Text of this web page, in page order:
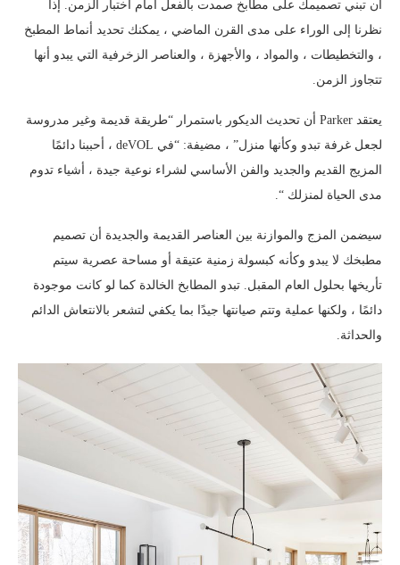
أن تبني تصميمك على مطابخ صمدت بالفعل أمام اختبار الزمن. إذا
نظرنا إلى الوراء على مدى القرن الماضي ، يمكنك تحديد أنماط المطبخ
، والتخطيطات ، والمواد ، والأجهزة ، والعناصر الزخرفية التي يبدو أنها
تتجاوز الزمن.
يعتقد Parker أن تحديث الديكور باستمرار “طريقة قديمة وغير مدروسة
لجعل غرفة تبدو وكأنها منزل” ، مضيفة: “في deVOL ، أحببنا دائمًا
المزيج القديم والجديد والفن الأساسي لشراء نوعية جيدة ، أشياء تدوم
مدى الحياة لمنزلك “.
سيضمن المزج والموازنة بين العناصر القديمة والجديدة أن تصميم
مطبخك لا يبدو وكأنه كبسولة زمنية عتيقة أو مساحة عصرية سيتم
تأريخها بحلول العام المقبل. تبدو المطابخ الخالدة كما لو كانت موجودة
دائمًا ، ولكنها عملية وتتم صيانتها جيدًا بما يكفي لتشعر بالانتعاش الدائم
والحداثة.